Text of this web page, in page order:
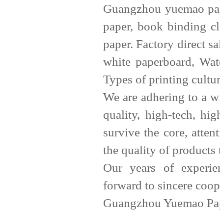
Guangzhou yuemao
paper, book binding
paper. Factory direct
white paperboard,
Types of printing
We are adhering to a
quality, high-tech,
survive the core,
the quality of products
Our years of
forward to sincere
Guangzhou Yuemao